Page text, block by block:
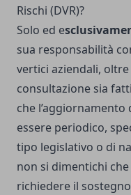
Rischi (DVR)?
Solo ed e
sua responsabilità
vertici aziendali,
consultazione sia
che
essere periodico,
tipo legislativo o di
non si dimentichi
richiedere il